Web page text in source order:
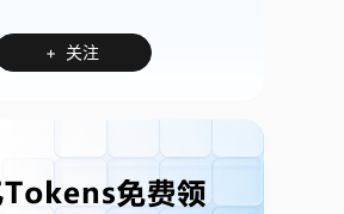
+ 关注